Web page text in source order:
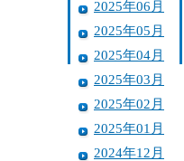
2025年06月
2025年05月
2025年04月
2025年03月
2025年02月
2025年01月
2024年12月